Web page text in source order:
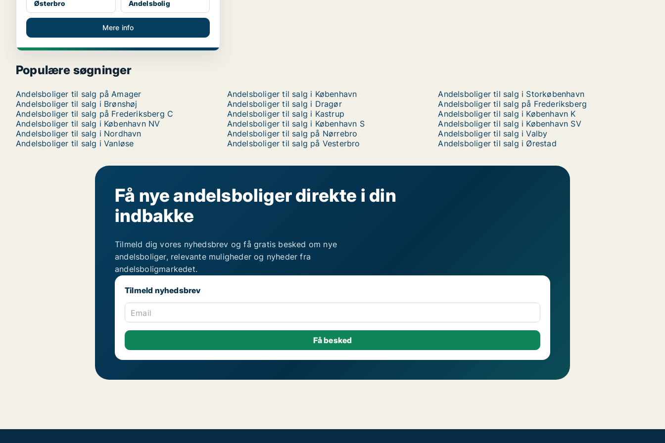
Østerbro Andelsbolig
Mere info
Populære søgninger
Andelsboliger til salg på Amager Andelsboliger til salg i København
Andelsboliger til salg i Storkøbenhavn
Andelsboliger til salg i Brønshøj
Andelsboliger til salg i Dragør
Andelsboliger til salg på Frederiksberg
Andelsboliger til salg på Frederiksberg C
Andelsboliger til salg i Kastrup
Andelsboliger til salg i København K
Andelsboliger til salg i København NV
Andelsboliger til salg i København S
Andelsboliger til salg i København SV
Andelsboliger til salg i Nordhavn
Andelsboliger til salg på Nørrebro
Andelsboliger til salg i Valby
Andelsboliger til salg i Vanløse
Andelsboliger til salg på Vesterbro Andelsboliger til salg i Ørestad
Få nye andelsboliger direkte i din
indbakke
Tilmeld dig vores nyhedsbrev og få gratis besked om nye
andelsboliger, relevante muligheder og nyheder fra
andelsboligmarkedet.
Tilmeld nyhedsbrev
Email